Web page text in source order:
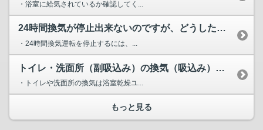
・浴室に給気されているか確認してく...
24時間換気が停止出来ないのですが、どうしたら良いですか？
・24時間換気運転を停止するには、...
トイレ・洗面所（副吸込み）の換気（吸込み）が弱い、又は排気...
・トイレや洗面所の換気は浴室乾燥ユ...
もっと見る